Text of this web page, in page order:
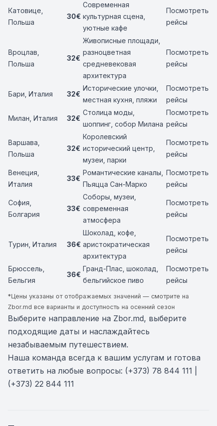
Катовице,
Польша
30€
Современная
культурная сцена,
уютные кафе
Посмотреть
рейсы
Вроцлав,
Польша
32€
Живописные площади,
разноцветная
средневековая
архитектура
Посмотреть
рейсы
Бари, Италия 32€
Исторические улочки,
местная кухня, пляжи
Посмотреть
рейсы
Милан, Италия 32€
Столица моды,
шоппинг, собор Милана
Посмотреть
рейсы
Варшава,
Польша
32€
Королевский
исторический центр,
музеи, парки
Посмотреть
рейсы
Венеция,
Италия
33€
Романтические каналы,
Пьяцца Сан-Марко
Посмотреть
рейсы
София,
Болгария
33€
Соборы, музеи,
современная
атмосфера
Посмотреть
рейсы
Турин, Италия 36€
Шоколад, кофе,
аристократическая
архитектура
Посмотреть
рейсы
Брюссель,
Бельгия
36€
Гранд-Плас, шоколад,
бельгийское пиво
Посмотреть
рейсы
*Цены указаны от отображаемых значений — смотрите на
Zbor.md все варианты и доступность на осенний сезон
Выберите направление на Zbor.md, выберите
подходящие даты и наслаждайтесь
незабываемым путешествием.
Наша команда всегда к вашим услугам и готова
ответить на любые вопросы: (+373) 78 844 111 |
(+373) 22 844 111